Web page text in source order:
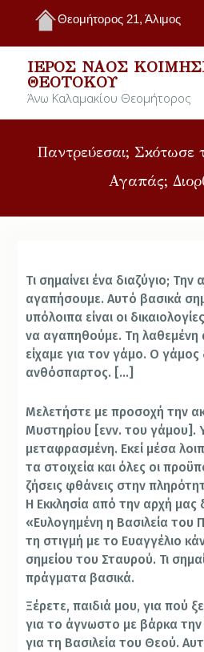
Θεομήτορος 21, Άλιμος
ΙΕΡΌΣ ΝΑΌΣ
ΘΕΟΤΌΚΟΥ
Άνω Καλαμακίου Θεομήτορος
Παντρεύεσαι; Σκότωσε
Αγαπάς;
Tι σημαίνει ένα διαζύγιο;
αγαπήσουμε. Αυτό βασικά
υπόλοιπα είναι οι
να αγαπηθούμε. Τη λαθεμένη
είχαμε για τον γάμο. Ο γάμος
ανθόσπαρτος. […]
Μελετήστε με προσοχή την
Μυστηρίου [ενν. του γάμου].
μεταφρασμένη. Εκεί μέσα
τα στοιχεία και όλες οι
ζήσεις φθάνεις στην
Η Εκκλησία από την αρχή μας
«Ευλογημένη η Βασιλεία του
τη στιγμή με το Ευαγγέλιο
σημείου του Σταυρού. Τι
πράγματα βασικά.
Ξέρετε, παιδιά μου, για πού
για το άγνωστο με βάρκα την
για τη Βασιλεία του Θεού.